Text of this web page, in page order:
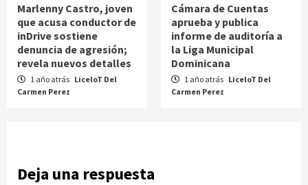
Marlenny Castro, joven
que acusa conductor de
inDrive sostiene
denuncia de agresión;
revela nuevos detalles
1 año atrás LiceloT Del
Carmen Perez
Cámara de Cuentas
aprueba y publica
informe de auditoría a
la Liga Municipal
Dominicana
1 año atrás LiceloT Del
Carmen Perez
Deja una respuesta